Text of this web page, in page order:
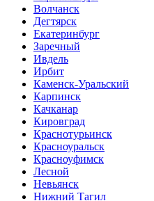
Волчанск
Дегтярск
Екатеринбург
Заречный
Ивдель
Ирбит
Каменск-Уральский
Карпинск
Качканар
Кировград
Краснотурьинск
Красноуральск
Красноуфимск
Лесной
Невьянск
Нижний Тагил